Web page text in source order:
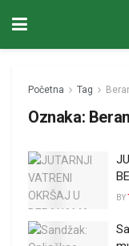
Početna Tag
Oznaka:
BY